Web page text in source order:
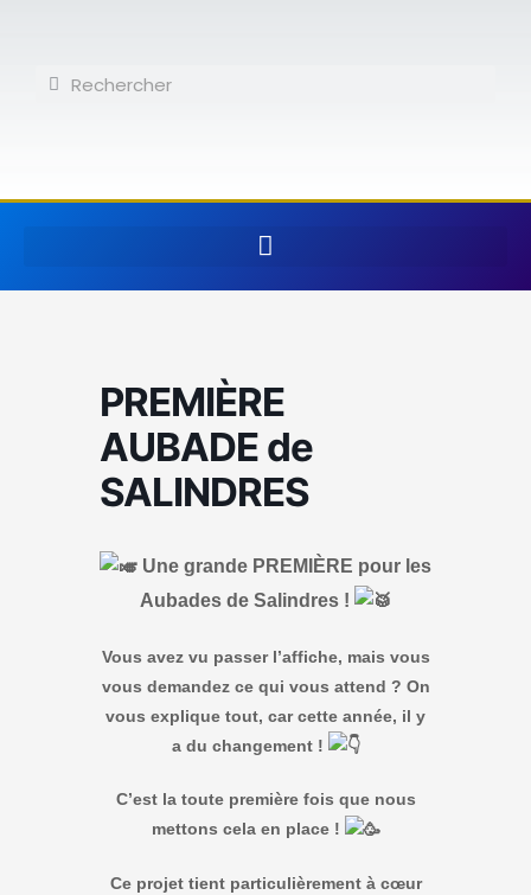
contenuRechercher
Rechercher
PREMIÈRE
AUBADE de
SALINDRES
Une grande PREMIÈRE pour les
Aubades de Salindres !
Vous avez vu passer l’affiche, mais vous
vous demandez ce qui vous attend ? On
vous explique tout, car cette année, il y
a du changement !
C’est la toute première fois que nous
mettons cela en place !
Ce projet tient particulièrement à cœur